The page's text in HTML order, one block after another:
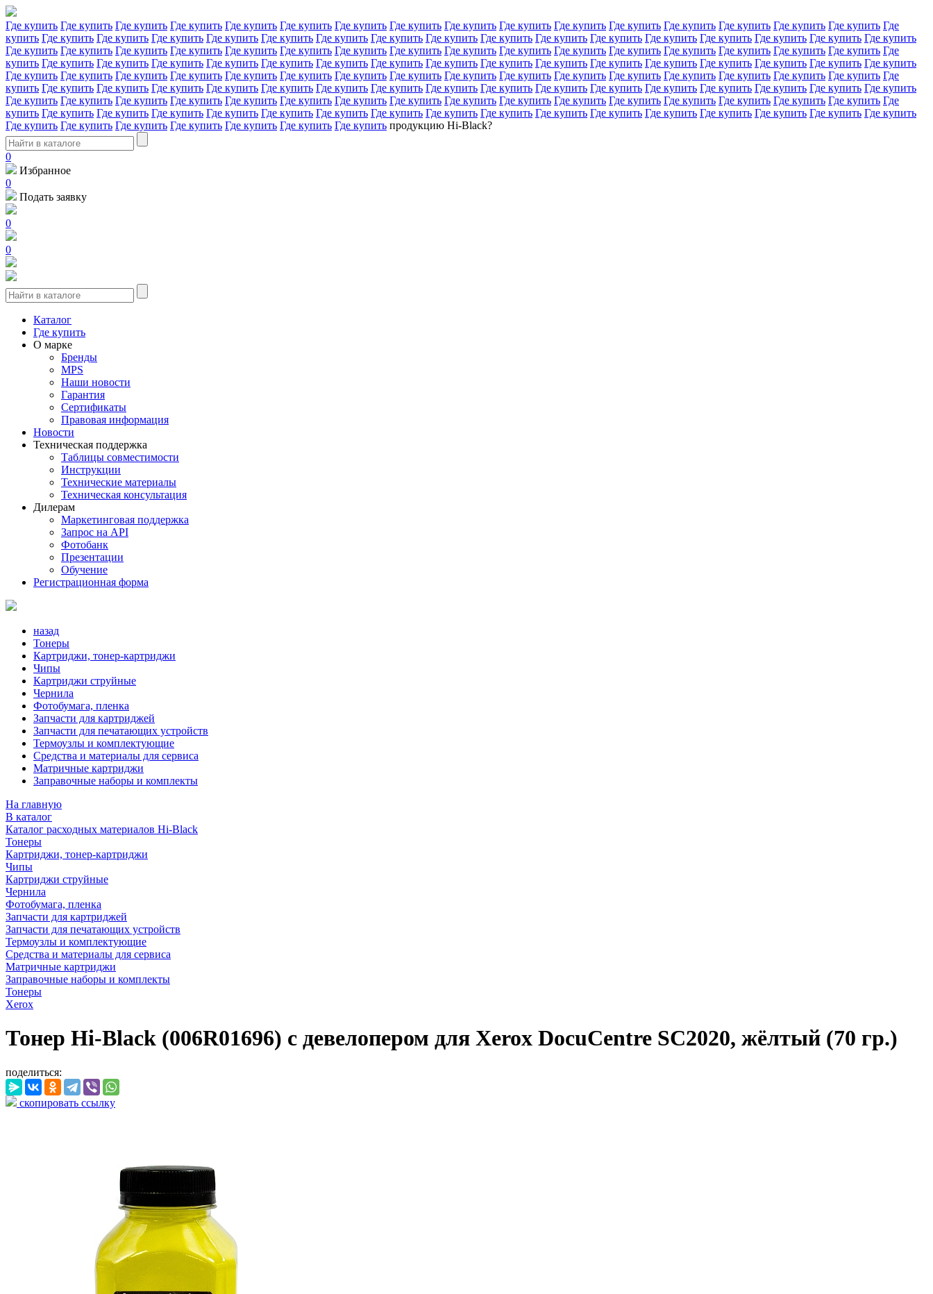
Где купить Где купить Где купить Где купить Где купить Где купить Где купить Где купить Где купить Где купить Где купить Где купить Где купить Где купить Где купить Где купить Где
купить Где купить Где купить Где купить Где купить Где купить Где купить Где купить Где купить Где купить Где купить Где купить Где купить Где купить Где купить Где купить Где купить
Где купить Где купить Где купить Где купить Где купить Где купить Где купить Где купить Где купить Где купить Где купить Где купить Где купить Где купить Где купить Где купить Где
купить Где купить Где купить Где купить Где купить Где купить Где купить Где купить Где купить Где купить Где купить Где купить Где купить Где купить Где купить Где купить Где купить
Где купить Где купить Где купить Где купить Где купить Где купить Где купить Где купить Где купить Где купить Где купить Где купить Где купить Где купить Где купить Где купить Где
купить Где купить Где купить Где купить Где купить Где купить Где купить Где купить Где купить Где купить Где купить Где купить Где купить Где купить Где купить Где купить Где купить
Где купить Где купить Где купить Где купить Где купить Где купить Где купить Где купить Где купить Где купить Где купить Где купить Где купить Где купить Где купить Где купить Где
купить Где купить Где купить Где купить Где купить Где купить Где купить Где купить Где купить Где купить Где купить Где купить Где купить Где купить Где купить Где купить Где купить
Где купить Где купить Где купить Где купить Где купить Где купить Где купить продукцию Hi-Black?
0
Избранное
0
Подать заявку
0
0
Каталог
Где купить
О марке
Бренды
MPS
Наши новости
Гарантия
Сертификаты
Правовая информация
Новости
Техническая поддержка
Таблицы совместимости
Инструкции
Технические материалы
Техническая консультация
Дилерам
Маркетинговая поддержка
Запрос на API
Фотобанк
Презентации
Обучение
Регистрационная форма
назад
Тонеры
Картриджи, тонер-картриджи
Чипы
Картриджи струйные
Чернила
Фотобумага, пленка
Запчасти для картриджей
Запчасти для печатающих устройств
Термоузлы и комплектующие
Средства и материалы для сервиса
Матричные картриджи
Заправочные наборы и комплекты
На главную
В каталог
Каталог расходных материалов Hi-Black
Тонеры
Картриджи, тонер-картриджи
Чипы
Картриджи струйные
Чернила
Фотобумага, пленка
Запчасти для картриджей
Запчасти для печатающих устройств
Термоузлы и комплектующие
Средства и материалы для сервиса
Матричные картриджи
Заправочные наборы и комплекты
Тонеры
Xerox
Тонер Hi-Black (006R01696) c девелопером для Xerox DocuCentre SC2020, жёлтый (70 гр.)
поделиться:
скопировать ссылку